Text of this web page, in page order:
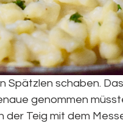
Spätzlen schaben.
genommen
Teig mit dem